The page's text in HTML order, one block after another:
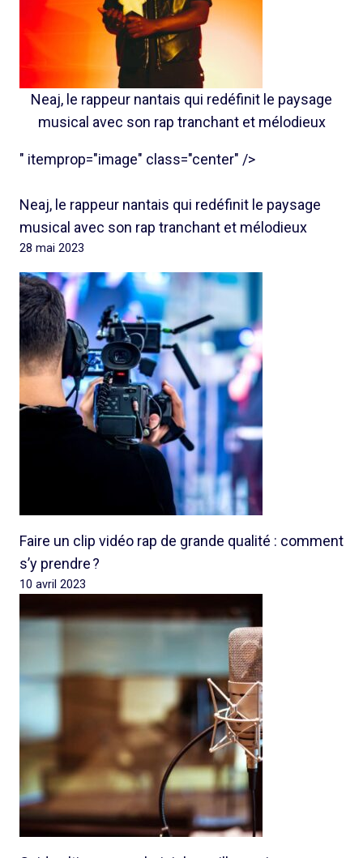
Neaj, le rappeur nantais qui redéfinit le paysage
musical avec son rap tranchant et mélodieux
" itemprop="image" class="center" />
Neaj, le rappeur nantais qui redéfinit le paysage
musical avec son rap tranchant et mélodieux
28 mai 2023
Faire un clip vidéo rap de grande qualité : comment
s’y prendre ?
10 avril 2023